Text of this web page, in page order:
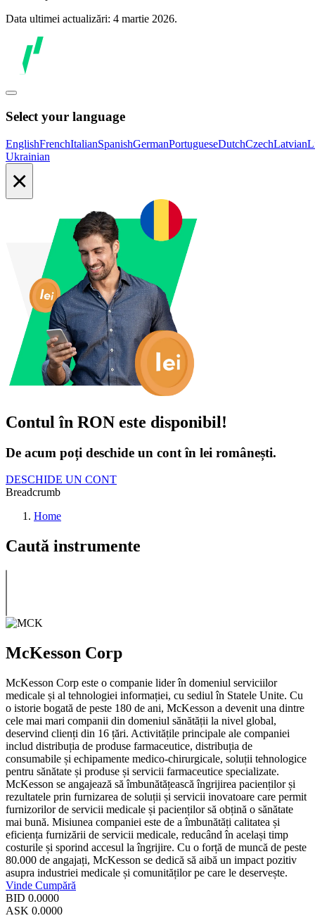
Data ultimei actualizări: 4 martie 2026.
Select your language
EnglishFrenchItalianSpanishGermanPortugueseDutchCzechLatvian
Ukrainian
×
Contul în RON este disponibil!
De acum poți deschide un cont în lei românești.
DESCHIDE UN CONT
Breadcrumb
Home
Caută instrumente
McKesson Corp
McKesson Corp este o companie lider în domeniul serviciilor
medicale și al tehnologiei informației, cu sediul în Statele Unite. Cu
o istorie bogată de peste 180 de ani, McKesson a devenit una dintre
cele mai mari companii din domeniul sănătății la nivel global,
deservind clienți din 16 țări. Activitățile principale ale companiei
includ distribuția de produse farmaceutice, distribuția de
consumabile și echipamente medico-chirurgicale, soluții tehnologice
pentru sănătate și produse și servicii farmaceutice specializate.
McKesson se angajează să îmbunătățească îngrijirea pacienților și
rezultatele prin furnizarea de soluții și servicii inovatoare care permit
furnizorilor de servicii medicale și pacienților să obțină o sănătate
mai bună. Misiunea companiei este de a îmbunătăți calitatea și
eficiența furnizării de servicii medicale, reducând în același timp
costurile și sporind accesul la îngrijire. Cu o forță de muncă de peste
80.000 de angajați, McKesson se dedică să aibă un impact pozitiv
asupra industriei medicale și comunităților pe care le deservește.
Vinde Cumpără
BID 0.0000
ASK 0.0000